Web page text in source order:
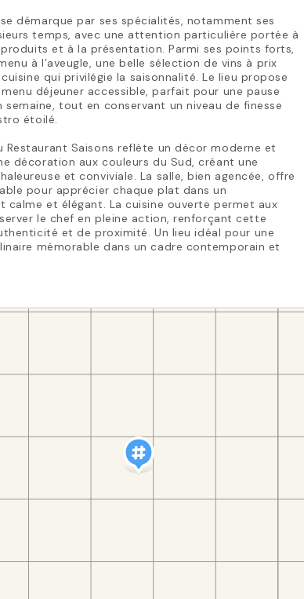
démarque par ses spécialités, notamment ses
temps, avec une attention particulière portée à
et à la présentation. Parmi ses points forts,
à l’aveugle, une belle sélection de vins à prix
qui privilégie la saisonnalité. Le lieu propose
déjeuner accessible, parfait pour une pause
semaine, tout en conservant un niveau de finesse
étoilé.
Restaurant Saisons reflète un décor moderne et
décoration aux couleurs du Sud, créant une
et conviviale. La salle, bien agencée, offre
pour apprécier chaque plat dans un
calme et élégant. La cuisine ouverte permet aux
le chef en pleine action, renforçant cette
et de proximité. Un lieu idéal pour une
mémorable dans un cadre contemporain et